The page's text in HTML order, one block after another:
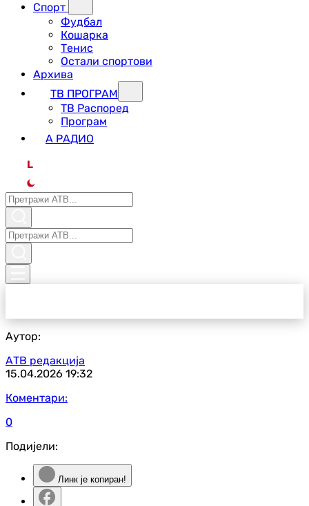
Спорт
Фудбал
Кошарка
Тенис
Остали спортови
Архива
ТВ ПРОГРАМ
ТВ Распоред
Програм
А РАДИО
L
Аутор:
АТВ редакција
15.04.2026 19:32
Коментари:
0
Подијели:
Линк је копиран!